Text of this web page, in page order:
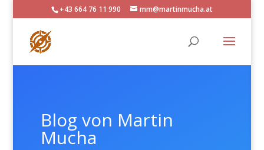
+43 664 76 11 990 mm@martinmucha.at
Blog von Martin
Mucha